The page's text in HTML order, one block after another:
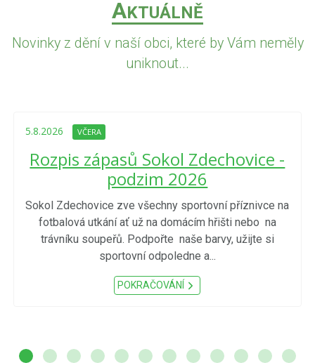
AKTUÁLNĚ
Novinky z dění v naší obci, které by Vám neměly
uniknout...
5.8.2026 VČERA
Rozpis zápasů Sokol Zdechovice -
podzim 2026
Sokol Zdechovice zve všechny sportovní příznivce na
fotbalová utkání ať už na domácím hřišti nebo na
trávníku soupeřů. Podpořte naše barvy, užijte si
sportovní odpoledne a...
POKRAČOVÁNÍ